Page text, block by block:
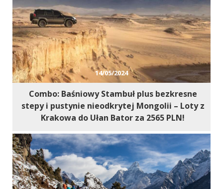
14/05/2024
Combo: Baśniowy Stambuł plus bezkresne
stepy i pustynie nieodkrytej Mongolii – Loty z
Krakowa do Ułan Bator za 2565 PLN!